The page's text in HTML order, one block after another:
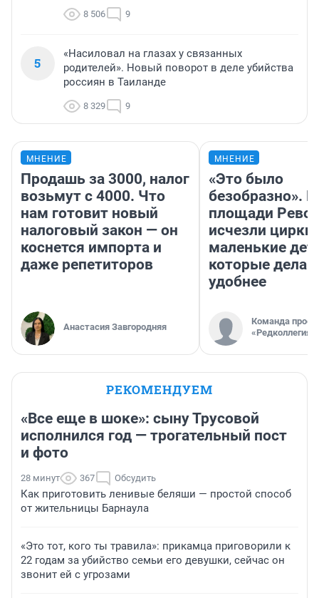
8 506 9
5
«Насиловал на глазах у связанных
родителей». Новый поворот в деле убийства
россиян в Таиланде
8 329 9
МНЕНИЕ
Продашь за 3000, налог
возьмут с 4000. Что
нам готовит новый
налоговый закон — он
коснется импорта и
даже репетиторов
Анастасия Завгородняя
МНЕНИЕ
«Это было
безобразно».
площади
исчезли цирки
маленькие
которые
удобнее
Команда
«Редколлегия»
РЕКОМЕНДУЕМ
«Все еще в шоке»: сыну Трусовой
исполнился год — трогательный пост
и фото
28 минут 367 Обсудить
Как приготовить ленивые беляши — простой способ
от жительницы Барнаула
«Это тот, кого ты травила»: прикамца приговорили к
22 годам за убийство семьи его девушки, сейчас он
звонит ей с угрозами